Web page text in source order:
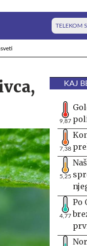
TELEKOM
KAJ
9,87
7,38
5,25
4,77
Po